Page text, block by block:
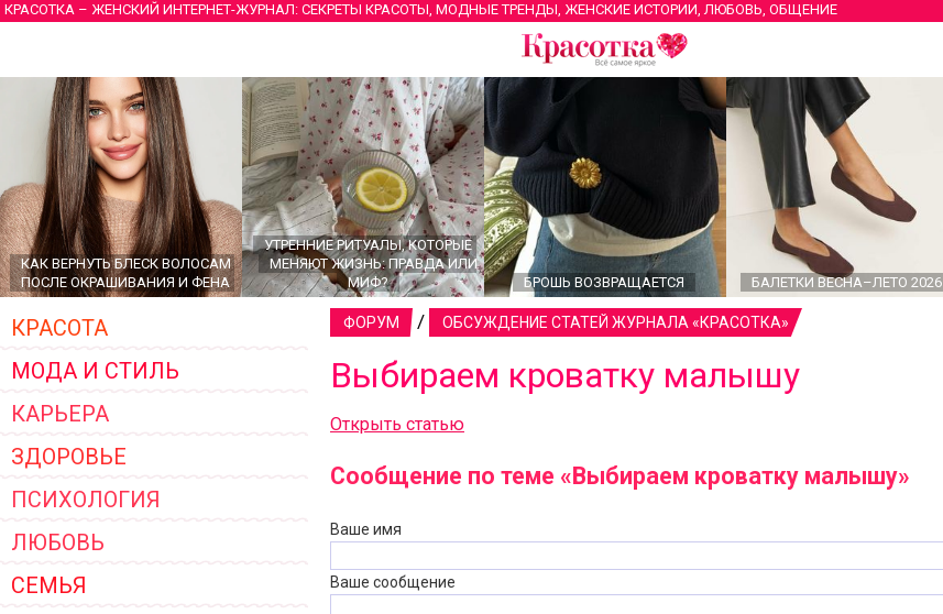
КРАСОТКА – ЖЕНСКИЙ ИНТЕРНЕТ-ЖУРНАЛ: СЕКРЕТЫ КРАСОТЫ, МОДНЫЕ ТРЕНДЫ, ЖЕНСКИЕ ИСТОРИИ, ЛЮБОВЬ, ОБЩЕНИЕ
КАК ВЕРНУТЬ БЛЕСК ВОЛОСАМ
ПОСЛЕ ОКРАШИВАНИЯ И ФЕНА
УТРЕННИЕ РИТУАЛЫ, КОТОРЫЕ
МЕНЯЮТ ЖИЗНЬ: ПРАВДА ИЛИ
МИФ?
БРОШЬ ВОЗВРАЩАЕТСЯ БАЛЕТКИ ВЕСНА–ЛЕТО 2026
ГЛАВНЫЕ ТРЕНДЫ ВЕРХНЕЙ
ЖЕНСКОЙ ОДЕЖДЫ 2026
КРАСОТА
МОДА И СТИЛЬ
КАРЬЕРА
ЗДОРОВЬЕ
ПСИХОЛОГИЯ
ЛЮБОВЬ
СЕМЬЯ
ФОРУМ / ОБСУЖДЕНИЕ СТАТЕЙ ЖУРНАЛА «КРАСОТКА»
Выбираем кроватку малышу
Открыть статью
Сообщение по теме «Выбираем кроватку малышу»
Ваше имя
Ваше сообщение